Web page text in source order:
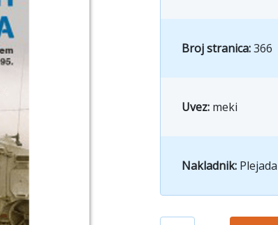
Broj stranica:366
Uvez: meki
Nakladnik: